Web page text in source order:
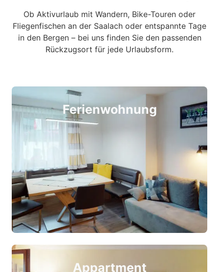
Ob Aktivurlaub mit Wandern, Bike-Touren oder
Fliegenfischen an der Saalach oder entspannte Tage
in den Bergen – bei uns finden Sie den passenden
Rückzugsort für jede Urlaubsform.
Ferienwohnung
Appartment